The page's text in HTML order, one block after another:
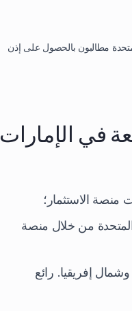
مطالبون بالحصول على إذن
في الإمارات
منصة الاستثمار؛
المتحدة من خلال منصة
إفريقيا. رائع